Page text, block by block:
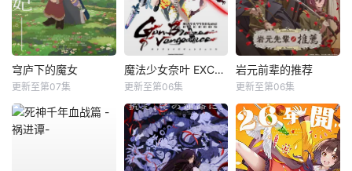
穹庐下的魔女
更新至第07集
魔法少女奈叶 EXCEEDS Gun Blaze Vengeance
更新至第06集
岩元前辈的推荐
更新至第06集